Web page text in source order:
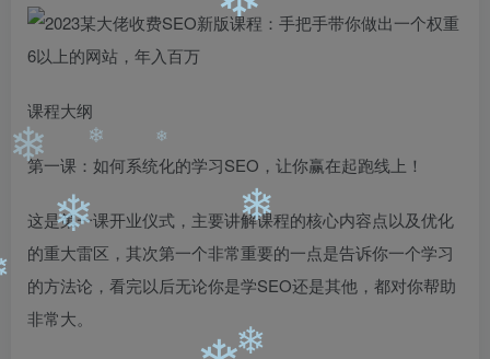
课程大纲
第一课：如何系统化的学习SEO，让你赢在起跑线上！
这是第一课开业仪式，主要讲解课程的核心内容点以及优化
的重大雷区，其次第一个非常重要的一点是告诉你一个学习
的方法论，看完以后无论你是学SEO还是其他，都对你帮助
非常大。
❄ ❄
❄
❄